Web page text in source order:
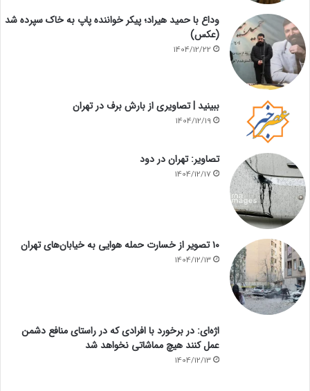
وداع با حمید هیراد؛ پیکر خواننده پاپ به خاک سپرده شد
(عکس)
1404/12/22
ببینید | تصاویری از بارش برف در تهران
1404/12/19
تصاویر: تهران در دود
1404/12/17
۱۰ تصویر از خسارت حمله هوایی به خیابان‌های تهران
1404/12/13
اژه‌ای: در برخورد با افرادی که در راستای منافع دشمن
عمل کنند هیچ مماشاتی نخواهد شد
1404/12/13